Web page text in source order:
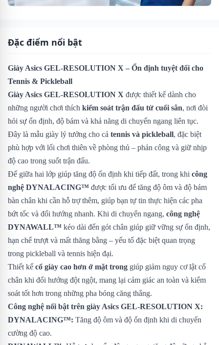
Đặc điểm nổi bật
Giày Asics GEL-RESOLUTION X – Ổn định tuyệt đối cho
Tennis & Pickleball
Giày Asics GEL-RESOLUTION X được thiết kế dành cho
những người chơi thích kiểm soát trận đấu từ cuối sân, nơi đòi
hỏi sự ổn định, độ bám và khả năng di chuyển ngang liên tục.
Đây là mẫu giày lý tưởng cho cả tennis và pickleball, đặc biệt
phù hợp với lối chơi thiên về phòng thủ – phản công và giữ nhịp
độ cao trong suốt trận đấu.
Đế giữa hai lớp giúp tăng độ ổn định khi tiếp đất, trong khi công
nghệ DYNALACING™ được tối ưu để tăng độ ôm và độ bám
bàn chân khi cần hỗ trợ thêm, giúp bạn tự tin thực hiện các pha
bứt tốc và đổi hướng nhanh. Khi di chuyển ngang, công nghệ
DYNAWALL™ kéo dài đến gót chân giúp giữ vững sự ổn định,
hạn chế trượt và mất thăng bằng – yếu tố đặc biệt quan trọng
trong pickleball và tennis hiện đại.
Thiết kế cổ giày cao hơn ở mặt trong giúp giảm nguy cơ lật cổ
chân khi đổi hướng đột ngột, mang lại cảm giác an toàn và kiểm
soát tốt hơn trong những pha bóng căng thẳng.
Công nghệ nổi bật trên giày Asics GEL-RESOLUTION X:
DYNALACING™: Tăng độ ôm và độ ổn định khi di chuyển
cường độ cao.